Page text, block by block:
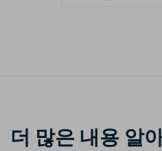
더 많은 내용 알